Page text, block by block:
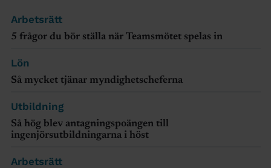
Arbetsrätt
5 frågor du bör ställa när Teamsmötet spelas in
Lön
Så mycket tjänar myndighetscheferna
Utbildning
Så hög blev antagningspoängen till
ingenjörsutbildningarna i höst
Arbetsrätt